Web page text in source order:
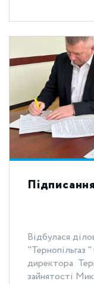
Відбулася
директора
зайнятості